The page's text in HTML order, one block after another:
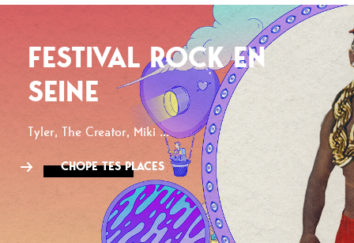
FESTIVAL ROCK EN
SEINE
Tyler, The Creator, Miki ...
CHOPE TES PLACES